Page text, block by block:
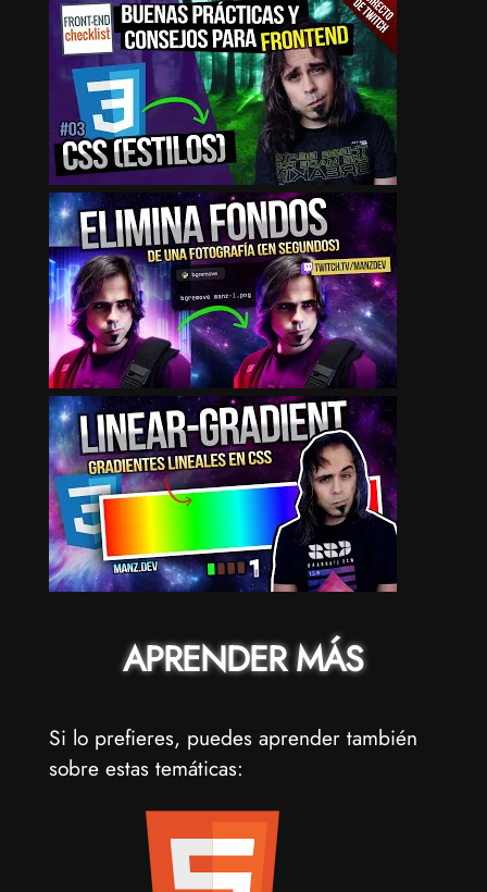
APRENDER MÁS
Si lo prefieres, puedes aprender también
sobre estas temáticas: